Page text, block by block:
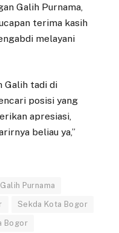
Galih Purnama,
terima kasih
melayani
Galih tadi di
posisi yang
apresiasi,
beliau ya,”
Galih Purnama
Sekda Kota Bogor
Bogor